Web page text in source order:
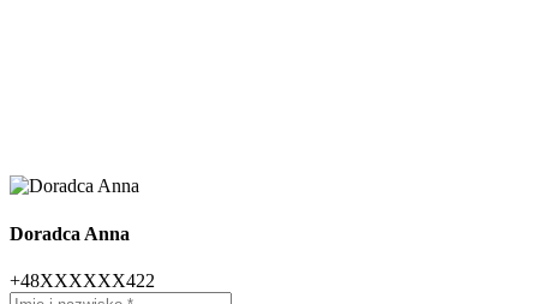
Doradca Anna
+48XXXXXX422